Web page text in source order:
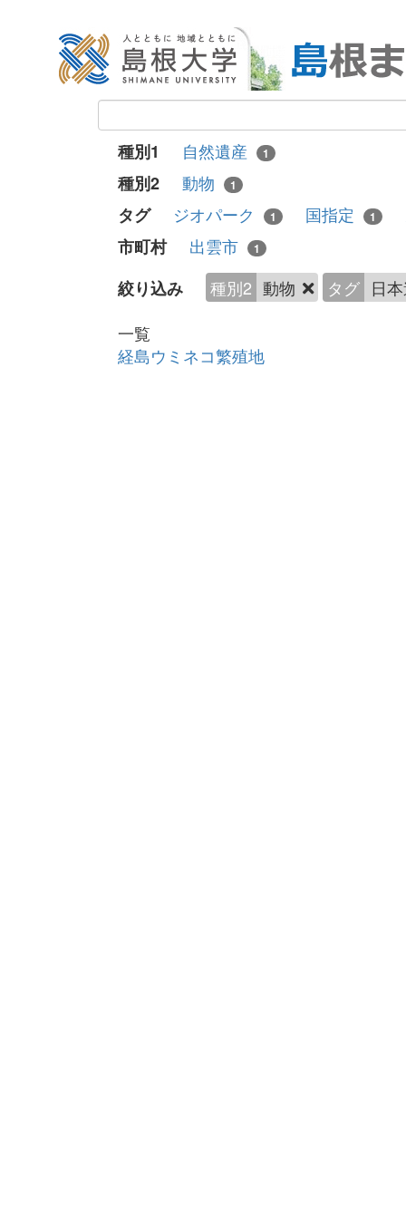
種別1 自然遺産 1
種別2 動物 1
タグ ジオパーク 1 国指定 1
市町村
出雲市 1
絞り込み 種別2 動物 タグ 日
一覧
経島ウミネコ繁殖地